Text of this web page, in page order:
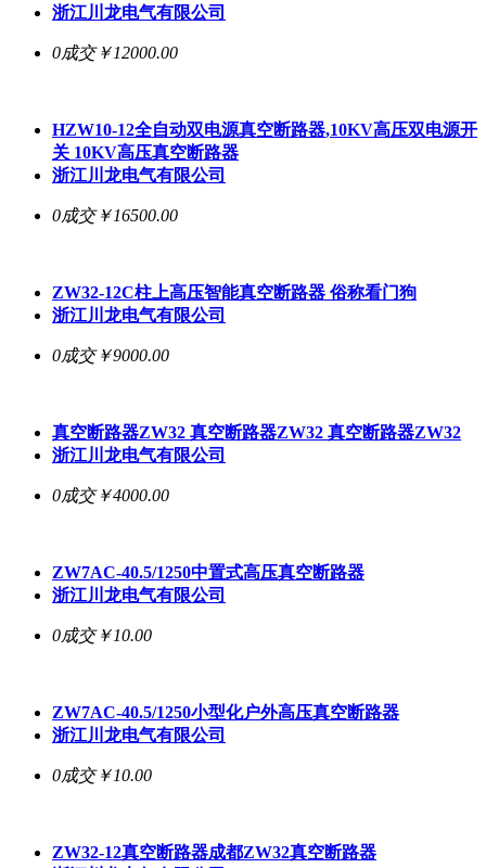
浙江川龙电气有限公司
0成交￥12000.00
HZW10-12全自动双电源真空断路器,10KV高压双电源开
关 10KV高压真空断路器
浙江川龙电气有限公司
0成交￥16500.00
ZW32-12C柱上高压智能真空断路器 俗称看门狗
浙江川龙电气有限公司
0成交￥9000.00
真空断路器ZW32 真空断路器ZW32 真空断路器ZW32
浙江川龙电气有限公司
0成交￥4000.00
ZW7AC-40.5/1250中置式高压真空断路器
浙江川龙电气有限公司
0成交￥10.00
ZW7AC-40.5/1250小型化户外高压真空断路器
浙江川龙电气有限公司
0成交￥10.00
ZW32-12真空断路器成都ZW32真空断路器